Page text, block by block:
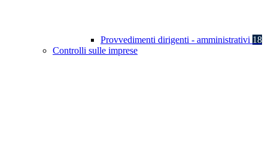
Provvedimenti dirigenti - amministrativi 18
Controlli sulle imprese